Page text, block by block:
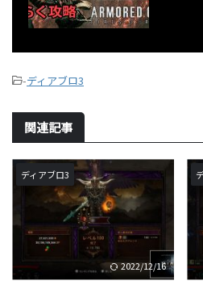
-ディアブロ3
関連記事
ディアブロ3
2022/12/16